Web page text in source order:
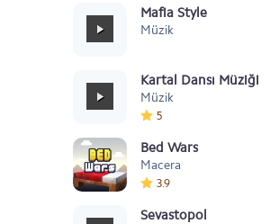
Mafia Style
Müzik
Kartal Dansı Müziği
Müzik
5
Bed Wars
Macera
3.9
Sevastopol